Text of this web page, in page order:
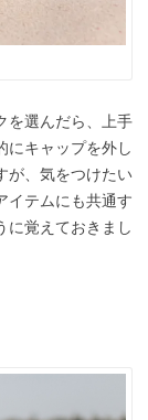
を選んだら、上手
にキャップを外し
が、気をつけたい
イテムにも共通す
に覚えておきまし